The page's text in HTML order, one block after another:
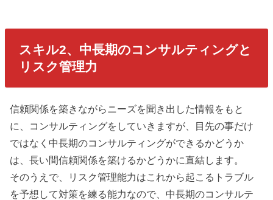
スキル2、中長期のコンサルティングと
リスク管理力
信頼関係を築きながらニーズを聞き出した情報をもと
に、コンサルティングをしていきますが、目先の事だけ
ではなく中長期のコンサルティングができるかどうか
は、長い間信頼関係を築けるかどうかに直結します。
そのうえで、リスク管理能力はこれから起こるトラブル
を予想して対策を練る能力なので、中長期のコンサルテ